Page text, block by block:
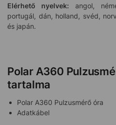
Elérhető nyelvek: angol,
portugál, dán, holland, svéd,
és japán.
Polar A360
tartalma
Polar A360 Pulzusmérő óra
Adatkábel